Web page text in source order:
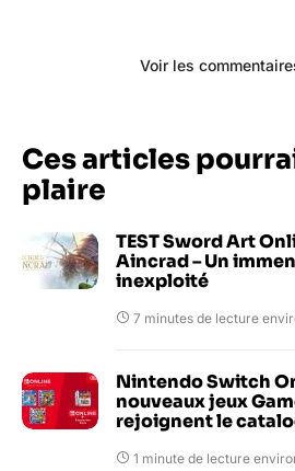
Voir les
Ces articles
plaire
TEST Sword Art
Aincrad – Un
inexploité
7 minutes de lecture
Nintendo Switch
nouveaux jeux
rejoignent le
1 minute de lecture